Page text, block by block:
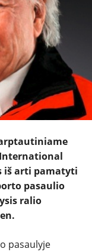
iš arti pamatyti
pasaulio
ralio
pasaulyje